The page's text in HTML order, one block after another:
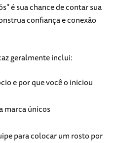
é sua chance de contar sua
confiança e conexão
geralmente inclui:
e por que você o iniciou
marca únicos
para colocar um rosto por